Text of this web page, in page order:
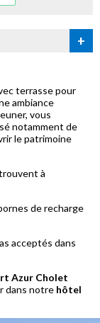
+
terrasse pour
ambiance
vous
notamment de
le patrimoine
à
de recharge
acceptés dans
Azur Cholet
dans notre hôtel